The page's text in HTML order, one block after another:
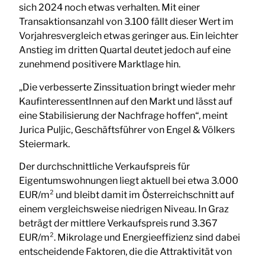
sich 2024 noch etwas verhalten. Mit einer
Transaktionsanzahl von 3.100 fällt dieser Wert im
Vorjahresvergleich etwas geringer aus. Ein leichter
Anstieg im dritten Quartal deutet jedoch auf eine
zunehmend positivere Marktlage hin.
„Die verbesserte Zinssituation bringt wieder mehr
KaufinteressentInnen auf den Markt und lässt auf
eine Stabilisierung der Nachfrage hoffen“, meint
Jurica Puljic, Geschäftsführer von Engel & Völkers
Steiermark.
Der durchschnittliche Verkaufspreis für
Eigentumswohnungen liegt aktuell bei etwa 3.000
EUR/m² und bleibt damit im Österreichschnitt auf
einem vergleichsweise niedrigen Niveau. In Graz
beträgt der mittlere Verkaufspreis rund 3.367
EUR/m². Mikrolage und Energieeffizienz sind dabei
entscheidende Faktoren, die die Attraktivität von